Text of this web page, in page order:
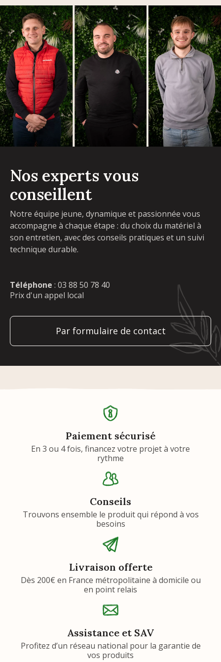
Nos experts vous
conseillent
Notre équipe jeune, dynamique et passionnée vous
accompagne à chaque étape : du choix du matériel à
son entretien, avec des conseils pratiques et un suivi
technique durable.
Téléphone : 03 88 50 78 40
Prix d'un appel local
Par formulaire de contact
Paiement sécurisé
En 3 ou 4 fois, financez votre projet à votre
rythme
Conseils
Trouvons ensemble le produit qui répond à vos
besoins
Livraison offerte
Dès 200€ en France métropolitaine à domicile ou
en point relais
Assistance et SAV
Profitez d’un réseau national pour la garantie de
vos produits